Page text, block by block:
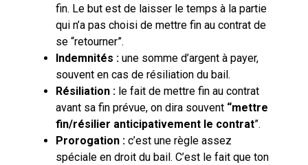
fin. Le but est de laisser le temps à la partie
qui n’a pas choisi de mettre fin au contrat de
se “retourner”.
Indemnités : une somme d’argent à payer,
souvent en cas de résiliation du bail.
Résiliation : le fait de mettre fin au contrat
avant sa fin prévue, on dira souvent “mettre
fin/résilier anticipativement le contrat”.
Prorogation : c’est une règle assez
spéciale en droit du bail. C’est le fait que ton